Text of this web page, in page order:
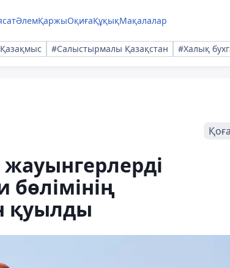
ӘлемҚаржыОқиғаҚұқықМақалалар
#Салыстырмалы Қазақстан #Халық
қуылды